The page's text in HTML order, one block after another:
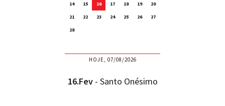
14
15 16 17 18 19
20
21
22 23 24 25 26
27
28
HOJE, 07/08/2026
16.Fev- Santo Onésimo